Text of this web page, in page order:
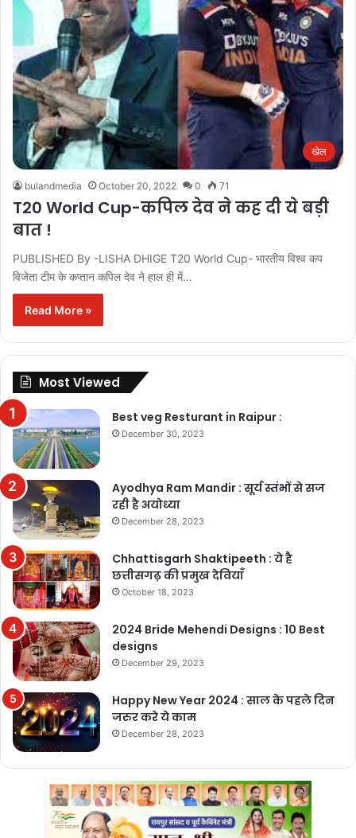
खेल
bulandmedia October 20, 2022 0 71
T20 World Cup-कपिल देव ने कह दी ये बड़ी
बात !
PUBLISHED By -LISHA DHIGE T20 World Cup- भारतीय विश्व कप
विजेता टीम के कप्तान कपिल देव ने हाल ही में…
Read More »
Most Viewed
Best veg Resturant in Raipur :
December 30, 2023
Ayodhya Ram Mandir : सूर्य स्तंभों से सज
रही है अयोध्या
December 28, 2023
Chhattisgarh Shaktipeeth : ये है
छत्तीसगढ़ की प्रमुख देवियाँ
October 18, 2023
2024 Bride Mehendi Designs : 10 Best
designs
December 29, 2023
Happy New Year 2024 : साल के पहले दिन
जरुर करे ये काम
December 28, 2023